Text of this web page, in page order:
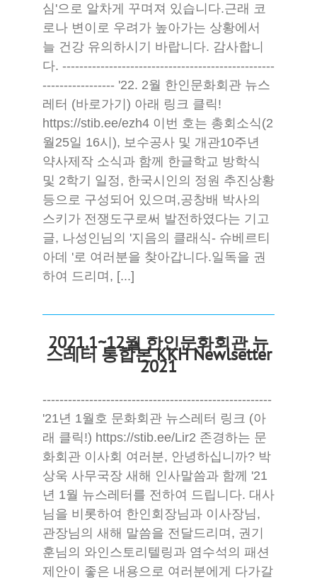
심'으로 알차게 꾸며져 있습니다.근래 코
로나 변이로 우려가 높아가는 상황에서
늘 건강 유의하시기 바랍니다. 감사합니
다. --------------------------------------------------
----------------- '22. 2월 한인문화회관 뉴스
레터 (바로가기) 아래 링크 클릭!
https://stib.ee/ezh4 이번 호는 총회소식(2
월25일 16시), 보수공사 및 개관10주년
약사제작 소식과 함께 한글학교 방학식
및 2학기 일정, 한국시인의 정원 추진상황
등으로 구성되어 있으며,공창배 박사의
스키가 전쟁도구로써 발전하였다는 기고
글, 나성인님의 '지음의 클래식- 슈베르티
아데 '로 여러분을 찾아갑니다.일독을 권
하여 드리며, [...]
2021.1~12월 한인문화회관 뉴
스레터 통합본 KKH Newlsetter
2021
------------------------------------------------------
'21년 1월호 문화회관 뉴스레터 링크 (아
래 클릭!) https://stib.ee/Lir2 존경하는 문
화회관 이사회 여러분, 안녕하십니까? 박
상욱 사무국장 새해 인사말씀과 함께 '21
년 1월 뉴스레터를 전하여 드립니다. 대사
님을 비롯하여 한인회장님과 이사장님,
관장님의 새해 말씀을 전달드리며, 권기
훈님의 와인스토리텔링과 염수석의 패션
제안이 좋은 내용으로 여러분에게 다가갈